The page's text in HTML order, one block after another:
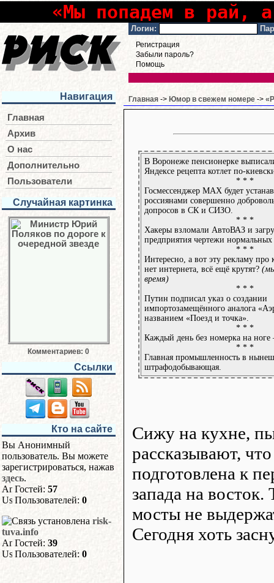
«Мы попадем в рай,
Логин:
Регистрация
Забыли пароль?
Помощь
Навигация
Главная
Архив
О нас
Дополнительно
Пользователи
Случайная картинка
Комментариев: 0
Ссылки
Кто на сайте
Вы Анонимный
пользователь. Вы можете
зарегистрироваться, нажав
здесь.
Гостей: 57
Пользователей: 0
risk-
tuva.info
Гостей: 39
Пользователей: 0
Главная -> Юмор в свежем номере ->
В Воронеже пенсионерке
Яндексе рецепта котлет по-
* * *
Госмессенджер МАХ будет
россиянами совершенно
допросов в СК и СИЗО.
* * *
Хакеры взломали АвтоВАЗ и
предприятия чертежи
* * *
Интересно, а вот эту рекламу про
нет интернета, всё ещё крутят?
время)
* * *
Путин подписал указ о создании
импортозамещённого аналога
названием «Поезд и точка».
* * *
Каждый день без номерка на
* * *
Главная промышленность в
штрафодобывающая.
Сижу на кухне,
рассказывают,
подготовлена к
запада на восток.
мосты не
Сегодня хоть